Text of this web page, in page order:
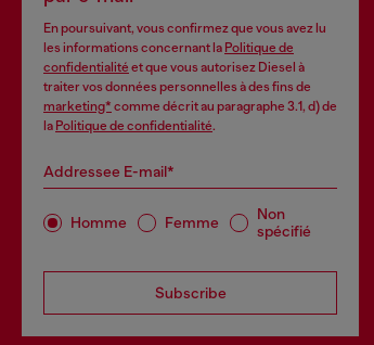
En poursuivant, vous confirmez que vous avez lu
les informations concernant la Politique de
confidentialité et que vous autorisez Diesel à
traiter vos données personnelles à des fins de
marketing* comme décrit au paragraphe 3.1, d) de
la Politique de confidentialité.
Addressee E-mail*
Homme Femme
Non
spécifié
Subscribe